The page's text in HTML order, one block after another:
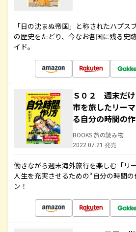
「日の沈まぬ帝国」と称されたハプス
の歴史をたどり、今なお各国に残る史
イド。
Ｓ０２ 週末だ
市を旅したリー
る自分の時間の
BOOKS 旅の読み物
2022.07.21 発売
働きながら週末海外旅行を楽しむ「リ
人生を充実させるための“自分の時間
ン！